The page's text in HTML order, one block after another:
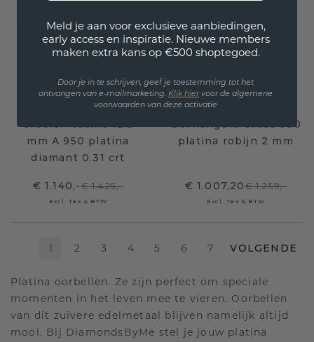
Creolen Jackie 12.5
mm A 950 platina
diamant 0.31 crt
€ 1.140,-€ 1.425,-
Excl. Tax & BTW
Oorhangers Cross 950
platina robijn 2 mm
€ 1.007,20€ 1.259,-
Excl. Tax & BTW
1 2 3 4 5 6 7 VOLGENDE
Platina oorbellen. Ze zijn perfect om speciale
momenten in het leven mee te vieren. Oorbellen
van dit zuivere edelmetaal blijven namelijk altijd
mooi. Bij DiamondsByMe stel je jouw platina
Meld je aan voor exclusieve aanbiedingen,
early access en inspiratie. Nieuwe members
maken extra kans op €500 shoptegoed.
Door je in te schrijven, geef je toestemming tot het
ontvangen van e-mailmarketing. Klik hiervoor de algemene
voorwaarden van deze activatie